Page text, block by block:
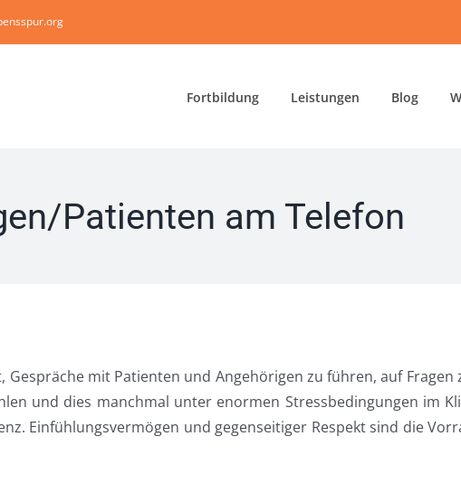
Fortbildung Leistungen Blog
Patienten am Telefon
mit Patienten und Angehörigen zu führen, auf
und dies manchmal unter enormen Stressbedingungen im
Einfühlungsvermögen und gegenseitiger Respekt sind die